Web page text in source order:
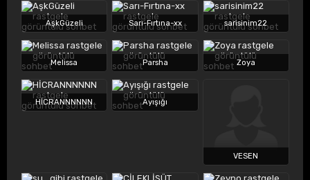
AşkGüzeli Sarı-Fırtına-xx sarisinim22
Melissa Parsha Zoya
HİCRANNNNNN Ayışığı
VESEN